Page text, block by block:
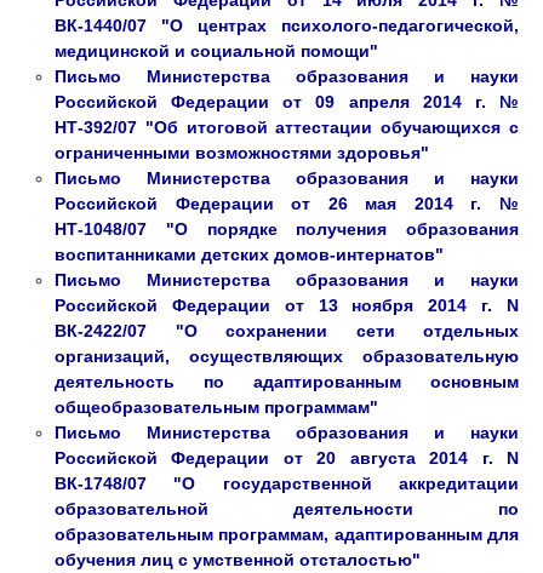
ВК-1440/07 "О центрах психолого-педагогической,
медицинской и социальной помощи"
Письмо Министерства образования и науки
Российской Федерации от 09 апреля 2014 г. №
НТ-392/07 "Об итоговой аттестации обучающихся с
ограниченными возможностями здоровья"
Письмо Министерства образования и науки
Российской Федерации от 26 мая 2014 г. №
НТ-1048/07 "О порядке получения образования
воспитанниками детских домов-интернатов"
Письмо Министерства образования и науки
Российской Федерации от 13 ноября 2014 г. N
ВК-2422/07 "О сохранении сети отдельных
организаций, осуществляющих образовательную
деятельность по адаптированным основным
общеобразовательным программам"
Письмо Министерства образования и науки
Российской Федерации от 20 августа 2014 г. N
ВК-1748/07 "О государственной аккредитации
образовательной деятельности по
образовательным программам, адаптированным для
обучения лиц с умственной отсталостью"